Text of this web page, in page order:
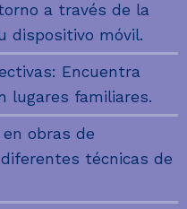
a través de la
dispositivo móvil.
Encuentra
lugares familiares.
obras de
técnicas de